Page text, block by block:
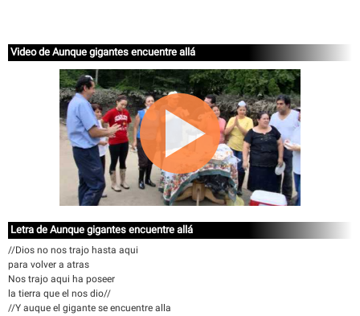
Video de Aunque gigantes encuentre allá
Letra de Aunque gigantes encuentre allá
//Dios no nos trajo hasta aqui
para volver a atras
Nos trajo aqui ha poseer
la tierra que el nos dio//
//Y auque el gigante se encuentre alla